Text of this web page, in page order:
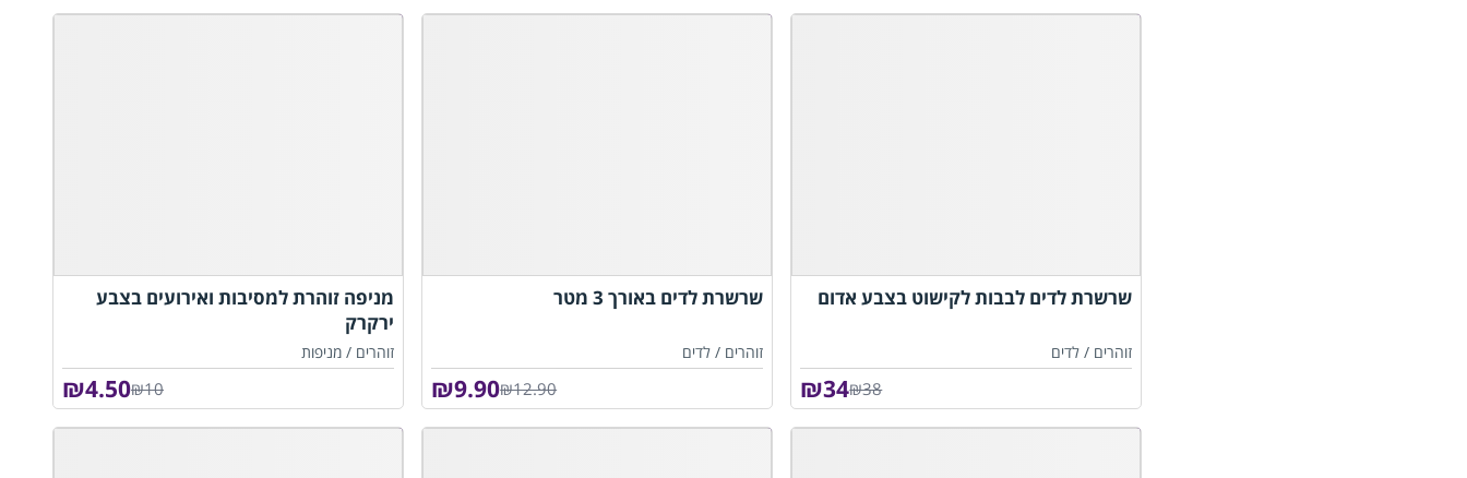
שרשרת לדים לבבות לקישוט בצבע אדום
זוהרים / לדים
₪38
34
₪
שרשרת לדים באורך 3 מטר
זוהרים / לדים
₪12.90
9.90
₪
מניפה זוהרת למסיבות ואירועים בצבע
ירקרק
זוהרים / מניפות
₪10
4.50
₪